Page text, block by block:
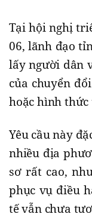
Tại hội nghị
06, lãnh đạo
lấy người dân
của chuyển
hoặc hình
Yêu cầu này
nhiều địa
sơ rất cao,
phục vụ điều
tế vẫn chưa